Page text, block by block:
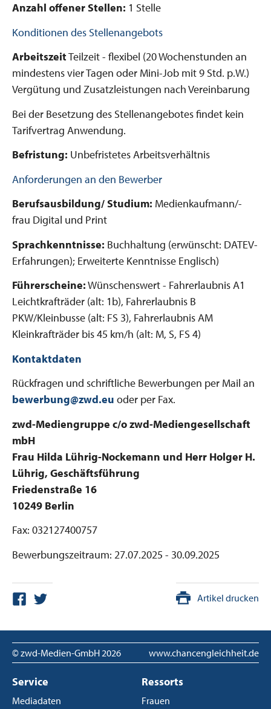
Anzahl offener Stellen: 1 Stelle
Konditionen des Stellenangebots
ArbeitszeitTeilzeit - flexibel (20 Wochenstunden an
mindestens vier Tagen oder Mini-Job mit 9 Std. p.W.)
Vergütung und Zusatzleistungen nach Vereinbarung
Bei der Besetzung des Stellenangebotes findet kein
Tarifvertrag Anwendung.
Befristung: Unbefristetes Arbeitsverhältnis
Anforderungen an den Bewerber
Berufsausbildung/ Studium: Medienkaufmann/-
frau Digital und Print
Sprachkenntnisse: Buchhaltung (erwünscht: DATEV-
Erfahrungen); Erweiterte Kenntnisse Englisch)
Führerscheine:Wünschenswert - Fahrerlaubnis A1
Leichtkrafträder (alt: 1b), Fahrerlaubnis B
PKW/Kleinbusse (alt: FS 3), Fahrerlaubnis AM
Kleinkrafträder bis 45 km/h (alt: M, S, FS 4)
Kontaktdaten
Rückfragen und schriftliche Bewerbungen per Mail an
bewerbung@zwd.eu oder per Fax.
zwd-Mediengruppe c/o zwd-Mediengesellschaft
mbH
Frau Hilda Lührig-Nockemann und Herr Holger H.
Lührig, Geschäftsführung
Friedenstraße 16
10249 Berlin
Fax: 032127400757
Bewerbungszeitraum: 27.07.2025 - 30.09.2025
Artikel drucken
© zwd-Medien-GmbH 2026 www.chancengleichheit.de
Service
Mediadaten
Ressorts
Frauen